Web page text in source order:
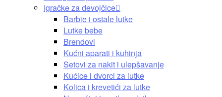
Igračke za devojčice
Barbie i ostale lutke
Lutke bebe
Brendovi
Kućni aparati i kuhinja
Setovi za nakit i ulepšavanje
Kućice i dvorci za lutke
Kolica i krevetići za lutke